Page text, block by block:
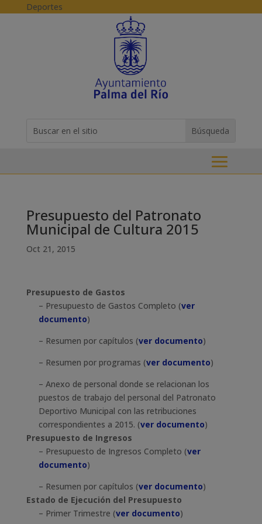
Skip to content
Deportes
for...
Presupuesto del Patronato
Municipal de Cultura 2015
Oct 21, 2015
Presupuesto de Gastos
– Presupuesto de Gastos Completo (ver
documento)
– Resumen por capítulos (ver documento)
– Resumen por programas (ver documento)
– Anexo de personal donde se relacionan los
puestos de trabajo del personal del Patronato
Deportivo Municipal con las retribuciones
correspondientes a 2015. (ver documento)
Presupuesto de Ingresos
– Presupuesto de Ingresos Completo (ver
documento)
– Resumen por capítulos (ver documento)
Estado de Ejecución del Presupuesto
– Primer Trimestre (ver documento)